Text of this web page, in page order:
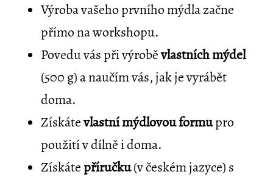
Výroba vašeho prvního mýdla začne
přímo na workshopu.
Povedu vás při výroběvlastních mýdel
(500 g) a naučím vás, jak je vyrábět
doma.
Získátevlastní mýdlovou formupro
použití v dílně i doma.
Získáte příručku(v českém jazyce) s